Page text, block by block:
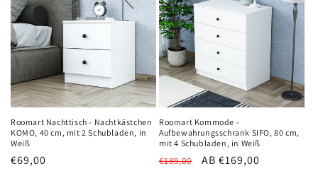
Roomart Nachttisch - Nachtkästchen
KOMO, 40 cm, mit 2 Schubladen, in
Weiß
Verkaufspreis
€69,00
Roomart Kommode -
Aufbewahrungsschrank SIFO, 80 cm,
mit 4 Schubladen, in Weiß
Normaler
€189,00 Verkaufspreis
AB €169,00